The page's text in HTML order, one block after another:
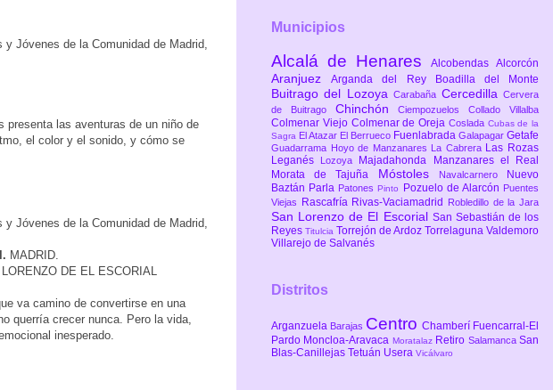
Jóvenes de la Comunidad de Madrid,
presenta las aventuras de un niño de
el color y el sonido, y cómo se
Jóvenes de la Comunidad de Madrid,
MADRID.
LORENZO DE EL ESCORIAL
va camino de convertirse en una
querría crecer nunca. Pero la vida,
inesperado.
Municipios
Alcalá de Henares Alcobendas Alcorcón
AranjuezArganda del Rey Boadilla del Monte
Buitrago del LozoyaCarabaña CercedillaCervera
de Buitrago ChinchónCiempozuelosCollado Villalba
Colmenar Viejo Colmenar de Oreja Coslada Cubas de la
Sagra El Atazar El Berrueco Fuenlabrada Galapagar Getafe
Guadarrama Hoyo de Manzanares La Cabrera Las Rozas
Leganés
Lozoya Majadahonda
Manzanares el Real
Morata de Tajuña Móstoles Navalcarnero
Nuevo
Baztán Parla PatonesPinto Pozuelo de Alarcón Puentes
Viejas
Rascafría Rivas-Vaciamadrid Robledillo de la Jara
San Lorenzo de El Escorial San Sebastián de los
Reyes Titulcia Torrejón de Ardoz Torrelaguna Valdemoro
Villarejo de Salvanés
Distritos
Arganzuela Barajas Centro Chamberí Fuencarral-El
Pardo Moncloa-Aravaca Moratalaz Retiro SalamancaSan
Blas-Canillejas Tetuán Usera Vicálvaro